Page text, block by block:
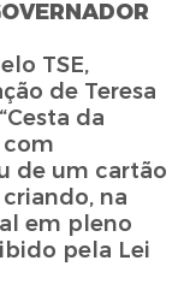
TSE,
de Teresa
da
com
de um cartão
na
em pleno
pela Lei